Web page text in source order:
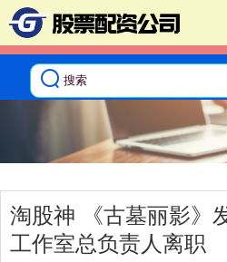
淘股神 《古墓丽影》
工作室总负责人离职